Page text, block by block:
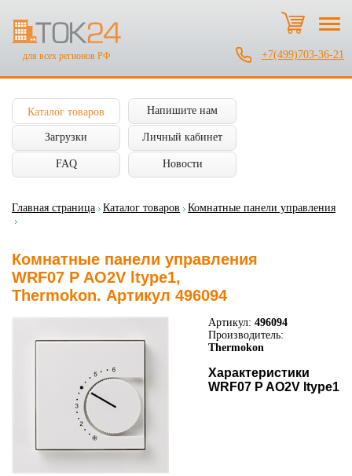
для всех регионов РФ +7(499)703-36-21
Каталог товаров Напишите нам
Загрузки Личный кабинет
FAQ Новости
Главная страница Каталог товаров Комнатные панели управления
Комнатные панели управления
WRF07 P AO2V ltype1,
Thermokon. Артикул 496094
Артикул: 496094
Производитель:
Thermokon
Характеристики
WRF07 P AO2V ltype1